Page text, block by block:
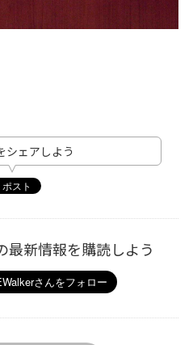
シェアしよう
最新情報を購読しよう